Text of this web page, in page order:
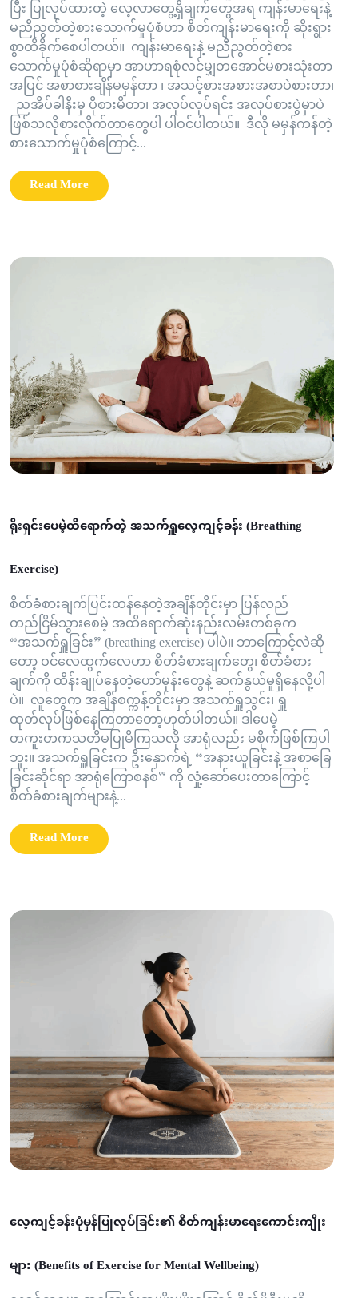
ပြီး ပြုလုပ်ထားတဲ့ လေ့လာတွေ့ရှိချက်တွေအရ ကျန်းမာရေးနဲ့
မညီညွတ်တဲ့စားသောက်မှုပုံစံဟာ စိတ်ကျန်းမာရေးကို ဆိုးရွား
စွာထိခိုက်စေပါတယ်။ ကျန်းမာရေးနဲ့ မညီညွတ်တဲ့စား
သောက်မှုပုံစံဆိုရာမှာ အာဟာရစုံလင်မျှတအောင်မစားသုံးတာ
အပြင် အစာစားချိန်မမှန်တာ ၊ အသင့်စားအစားအစာပဲစားတာ၊
ညအိပ်ခါနီးမှ ပိုစားမိတာ၊ အလုပ်လုပ်ရင်း အလုပ်စားပွဲမှာပဲ
ဖြစ်သလိုစားလိုက်တာတွေပါ ပါဝင်ပါတယ်။ ဒီလို မမှန်ကန်တဲ့
စားသောက်မှုပုံစံကြောင့်...
Read More
ရိုးရှင်းပေမဲ့ထိရောက်တဲ့ အသက်ရှူလေ့ကျင့်ခန်း (Breathing
Exercise)
စိတ်ခံစားချက်ပြင်းထန်နေတဲ့အချိန်တိုင်းမှာ ပြန်လည်
တည်ငြိမ်သွားစေမဲ့ အထိရောက်ဆုံးနည်းလမ်းတစ်ခုက
“အသက်ရှူခြင်း” (breathing exercise) ပါပဲ။ ဘာကြောင့်လဲဆို
တော့ ဝင်လေထွက်လေဟာ စိတ်ခံစားချက်တွေ၊ စိတ်ခံစား
ချက်ကို ထိန်းချုပ်နေတဲ့ဟော်မုန်းတွေနဲ့ ဆက်နွယ်မှုရှိနေလို့ပါ
ပဲ။ လူတွေက အချိန်စက္ကန့်တိုင်းမှာ အသက်ရှူသွင်း၊ ရှူ
ထုတ်လုပ်ဖြစ်နေကြတာတော့ဟုတ်ပါတယ်။ ဒါပေမဲ့
တကူးတကသတိမပြုမိကြသလို အာရုံလည်း မစိုက်ဖြစ်ကြပါ
ဘူး။ အသက်ရှူခြင်းက ဦးနှောက်ရဲ့ “အနားယူခြင်းနဲ့ အစာခြေ
ခြင်းဆိုင်ရာ အာရုံကြောစနစ်” ကို လှုံ့ဆော်ပေးတာကြောင့်
စိတ်ခံစားချက်များနဲ့...
Read More
လေ့ကျင့်ခန်းပုံမှန်ပြုလုပ်ခြင်း၏ စိတ်ကျန်းမာရေးကောင်းကျိုး
များ (Benefits of Exercise for Mental Wellbeing)